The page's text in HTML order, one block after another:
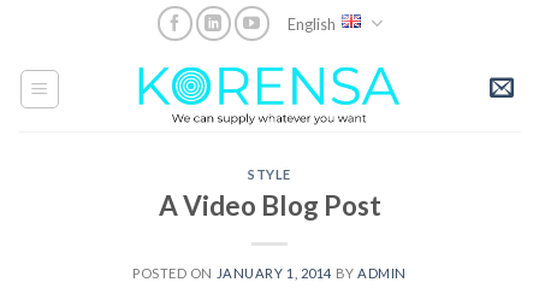
content
English
STYLE
A Video Blog Post
POSTED ON JANUARY 1, 2014 BY ADMIN